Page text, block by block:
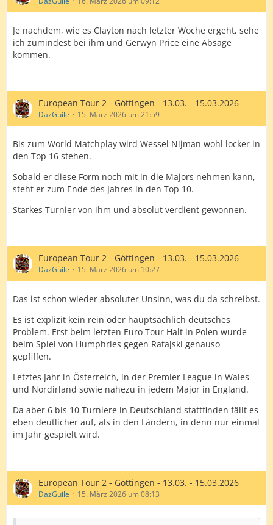
Je nachdem, wie es Clayton nach letzter Woche ergeht, sehe
ich zumindest bei ihm und Gerwyn Price eine Absage
kommen.
European Tour 2 - Göttingen - 13.03. - 15.03.2026
DazGuile 15. März 2026 um 21:59
Bis zum World Matchplay wird Wessel Nijman wohl locker in
den Top 16 stehen.
Sobald er diese Form noch mit in die Majors nehmen kann,
steht er zum Ende des Jahres in den Top 10.
Starkes Turnier von ihm und absolut verdient gewonnen.
European Tour 2 - Göttingen - 13.03. - 15.03.2026
DazGuile 15. März 2026 um 10:27
Das ist schon wieder absoluter Unsinn, was du da schreibst.
Es ist explizit kein rein oder hauptsächlich deutsches
Problem. Erst beim letzten Euro Tour Halt in Polen wurde
beim Spiel von Humphries gegen Ratajski genauso
gepfiffen.
Letztes Jahr in Österreich, in der Premier League in Wales
und Nordirland sowie nahezu in jedem Major in England.
Da aber 6 bis 10 Turniere in Deutschland stattfinden fällt es
eben deutlicher auf, als in den Ländern, in denn nur einmal
im Jahr gespielt wird.
European Tour 2 - Göttingen - 13.03. - 15.03.2026
DazGuile 15. März 2026 um 08:13